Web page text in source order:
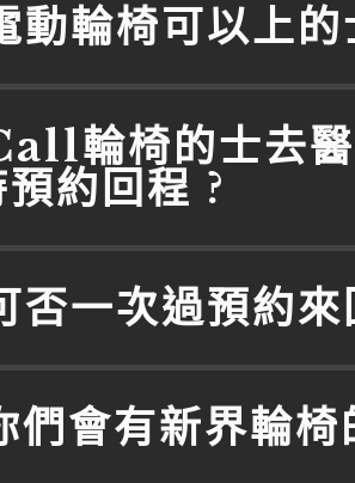
動輪椅可以上的
輪椅的士去
約回程 ?
否一次過預約來
們會有新界輪椅